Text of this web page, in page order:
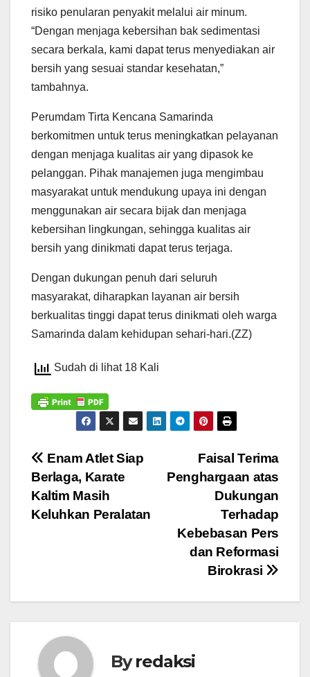
risiko penularan penyakit melalui air minum.
“Dengan menjaga kebersihan bak sedimentasi
secara berkala, kami dapat terus menyediakan air
bersih yang sesuai standar kesehatan,”
tambahnya.
Perumdam Tirta Kencana Samarinda
berkomitmen untuk terus meningkatkan pelayanan
dengan menjaga kualitas air yang dipasok ke
pelanggan. Pihak manajemen juga mengimbau
masyarakat untuk mendukung upaya ini dengan
menggunakan air secara bijak dan menjaga
kebersihan lingkungan, sehingga kualitas air
bersih yang dinikmati dapat terus terjaga.
Dengan dukungan penuh dari seluruh
masyarakat, diharapkan layanan air bersih
berkualitas tinggi dapat terus dinikmati oleh warga
Samarinda dalam kehidupan sehari-hari.(ZZ)
Sudah di lihat 18 Kali
Navigasi
pos
Faisal Terima
Penghargaan atas
Dukungan
Terhadap
Kebebasan Pers
dan Reformasi
Birokrasi
Enam Atlet Siap
Berlaga, Karate
Kaltim Masih
Keluhkan Peralatan
Byredaksi